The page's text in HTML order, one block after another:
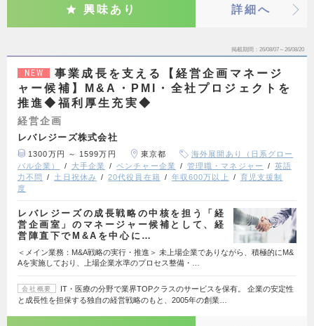
興味あり 詳細へ
掲載期間 26/08/07～26/08/20
NEW
事業成長を支える【経営企画マネージ
ャー候補】M&A・PMI・全社プロジェクトを
推進◆福利厚生充実◆
経営企画
レバレジーズ株式会社
1300万円 ～ 1599万円 東京都
海外展開あり（日系グロー
バル企業）
大手企業 ベンチャー企業 管理職・マネジャー
英語
力不問
土日祝休み 20代役員在籍 年収600万以上
育児支援制
度
レバレジーズの成長戦略の中核を担う「経
営企画室」のマネージャー候補として、経
営陣直下でM&Aを中心に…
＜メイン業務：M&A戦略の実行・推進＞ 未上場企業でありながら、積極的にM&
Aを実施しており、上場企業水準のプロセス整備・…
会社概要
IT・医療の分野で業界TOPクラスのサービスを保有。 企業の安定性
と成長性を担保する独自の経営戦略のもと、2005年の創業…